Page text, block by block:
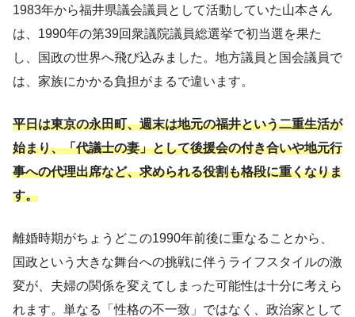
1983年から福井県議会議員として活動していた山本さん
は、1990年の第39回衆議院議員総選挙で初当選を果た
し、国政の世界へ飛び込みました。地方議員と国会議員で
は、家族にかかる負担がまるで違います。
平日は東京の永田町、週末は地元の福井という二重生活が
始まり、「代議士の妻」として後援会の付き合いや地元行
事への代理出席など、求められる役割も格段に重くなりま
す。
離婚時期がちょうどこの1990年前後に重なることから、
国政という大きな舞台への挑戦に伴うライフスタイルの激
変が、夫婦の関係を変えてしまった可能性は十分に考えら
れます。単なる「性格の不一致」ではなく、政治家として